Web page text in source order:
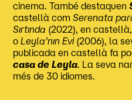
cinema. També destaquen
castellà comSerenata
Sırtında (2022), en
oLeyla’nın Evi(2006), la
publicada en castellà fa
casa de Leyla . La seva
més de 30 idiomes.